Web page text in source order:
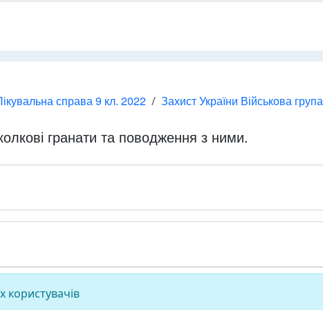
справа 9 кл. 2022 Захист України Військова група
гранати та поводження з ними.
користувачів